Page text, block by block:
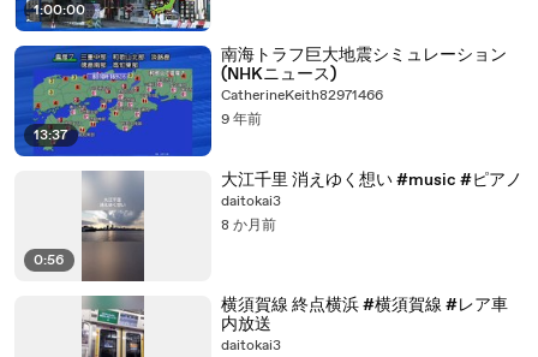
1:00:00
13:37
南海トラフ巨大地震シミュレーション
(NHKニュース)
CatherineKeith82971466
9 年前
0:56
大江千里 消えゆく想い #music #ピアノ
daitokai3
8 か月前
横須賀線 終点横浜 #横須賀線 #レア車
内放送
daitokai3